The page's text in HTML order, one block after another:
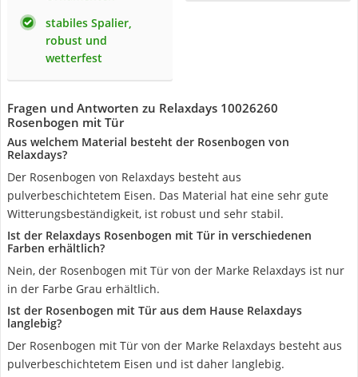
stabiles Spalier,
robust und
wetterfest
Fragen und Antworten zu Relaxdays 10026260
Rosenbogen mit Tür
Aus welchem Material besteht der Rosenbogen von
Relaxdays?
Der Rosenbogen von Relaxdays besteht aus
pulverbeschichtetem Eisen. Das Material hat eine sehr gute
Witterungsbeständigkeit, ist robust und sehr stabil.
Ist der Relaxdays Rosenbogen mit Tür in verschiedenen
Farben erhältlich?
Nein, der Rosenbogen mit Tür von der Marke Relaxdays ist nur
in der Farbe Grau erhältlich.
Ist der Rosenbogen mit Tür aus dem Hause Relaxdays
langlebig?
Der Rosenbogen mit Tür von der Marke Relaxdays besteht aus
pulverbeschichtetem Eisen und ist daher langlebig.